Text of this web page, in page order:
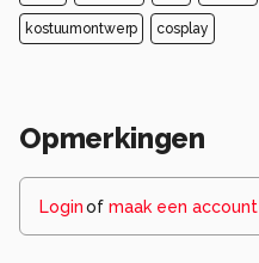
kostuumontwerp cosplay
Opmerkingen
Loginof maak een account